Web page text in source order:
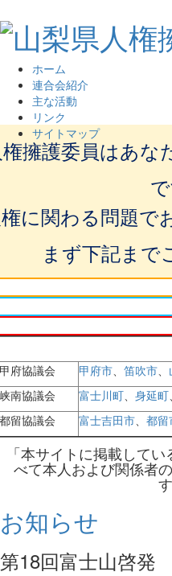
ホーム
連合会紹介
主な活動
リンク
サイトマップ
擁護委員はあな
で
に関わる問題で
まず下記まで
甲府協議会
甲府市、 笛吹市、
峡南協議会
富士川町、 身延町、
都留協議会
富士吉田市、 都留
「本サイトに掲載して
べて本人および関係者
お知らせ
第18回富士山啓発